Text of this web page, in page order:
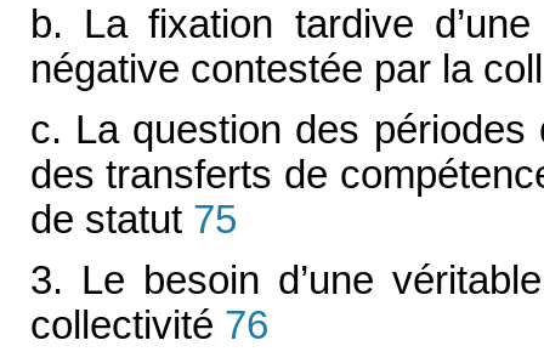
b. La fixation tardive
négative contestée par la
c. La question des
des transferts de
de statut75
3. Le besoin d’une
collectivité 76